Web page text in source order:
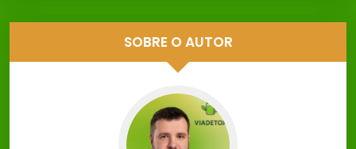
SOBRE O AUTOR